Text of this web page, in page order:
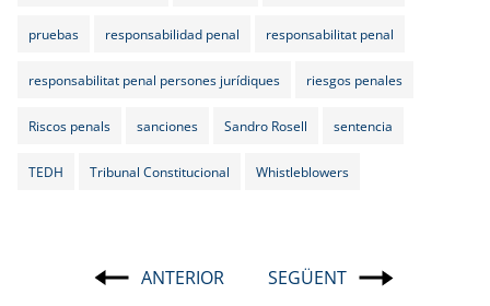
pruebas responsabilidad penal responsabilitat penal
responsabilitat penal persones jurídiques riesgos penales
Riscos penals sanciones Sandro Rosell sentencia
TEDH Tribunal Constitucional Whistleblowers
Navegació
ANTERIOR SEGÜENT